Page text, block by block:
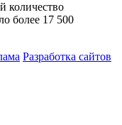
количество
более 17 500
Разработка сайтов